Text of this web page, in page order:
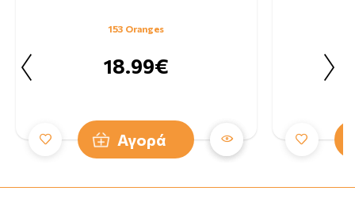
153 Oranges
18.99€
Αγορά